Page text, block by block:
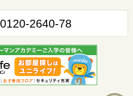
0120-2640-78